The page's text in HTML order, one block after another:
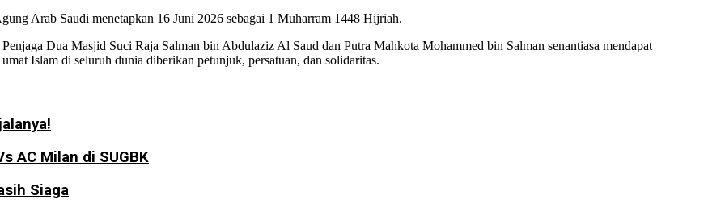
Arab Saudi menetapkan 16 Juni 2026 sebagai 1 Muharram 1448 Hijriah.
Dua Masjid Suci Raja Salman bin Abdulaziz Al Saud dan Putra Mahkota Mohammed bin Salman senantiasa mendapat
Islam di seluruh dunia diberikan petunjuk, persatuan, dan solidaritas.
AC Milan di SUGBK
Siaga